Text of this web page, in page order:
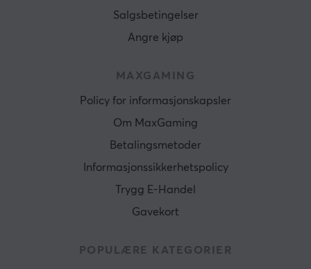
Salgsbetingelser
Angre kjøp
MAXGAMING
Policy for informasjonskapsler
Om MaxGaming
Betalingsmetoder
Informasjonssikkerhetspolicy
Trygg E-Handel
Gavekort
POPULÆRE KATEGORIER